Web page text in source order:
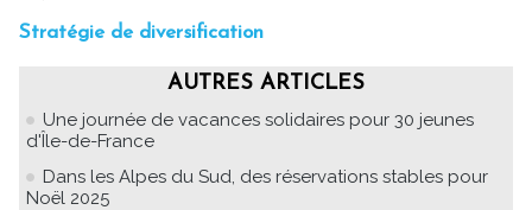
Stratégie de diversification
AUTRES ARTICLES
Une journée de vacances solidaires pour 30 jeunes
d'Île-de-France
Dans les Alpes du Sud, des réservations stables pour
Noël 2025